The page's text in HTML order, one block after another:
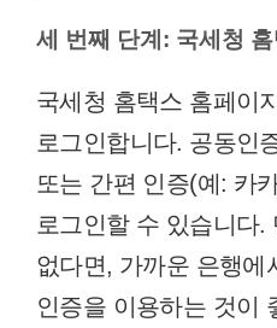
세 번째 단계: 국세청 홈
국세청 홈택스 홈페이
로그인합니다. 공동인
또는 간편 인증(예: 카
로그인할 수 있습니다.
없다면, 가까운 은행에
인증을 이용하는 것이